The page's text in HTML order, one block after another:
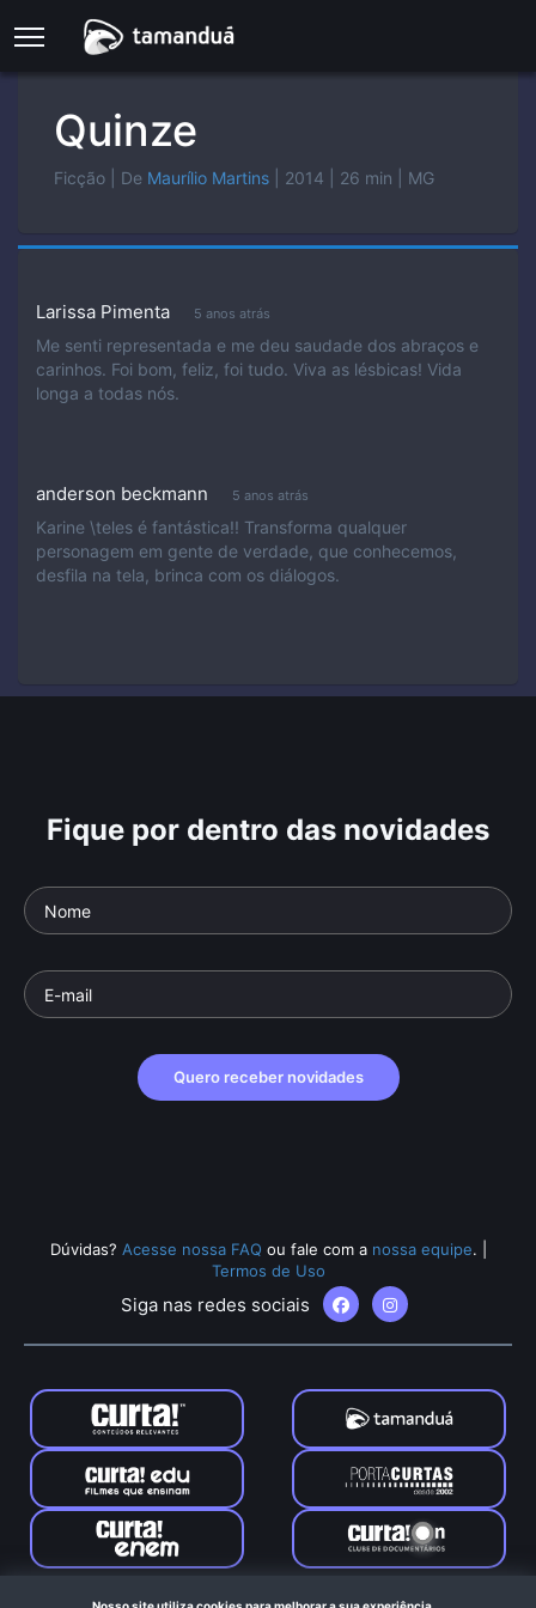
Quinze
Ficção | De Maurí­lio Martins | 2014 | 26 min | MG
Larissa Pimenta 5 anos atrás
Me senti representada e me deu saudade dos abraços e
carinhos. Foi bom, feliz, foi tudo. Viva as lésbicas! Vida
longa a todas nós.
anderson beckmann 5 anos atrás
Karine \teles é fantástica!! Transforma qualquer
personagem em gente de verdade, que conhecemos,
desfila na tela, brinca com os diálogos.
Fique por dentro das novidades
Quero receber novidades
Dúvidas? Acesse nossa FAQ ou fale com a nossa equipe.
Termos de Uso
Siga nas redes sociais
Tamanduá © 2024. Todos os direitos reservados. Feito com